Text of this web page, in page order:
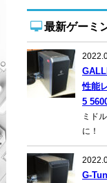
最新ゲーミ
性能
5
ミド
に！
G-